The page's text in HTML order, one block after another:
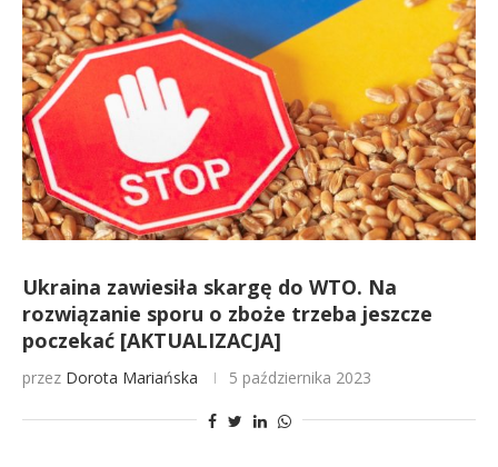
Ukraina zawiesiła skargę do WTO. Na
rozwiązanie sporu o zboże trzeba jeszcze
poczekać [AKTUALIZACJA]
przez Dorota Mariańska 5 października 2023